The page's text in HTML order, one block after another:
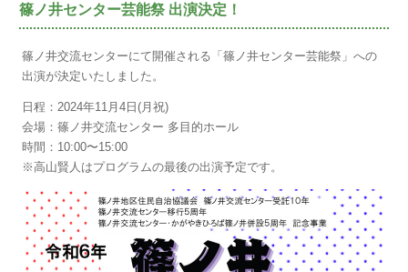
篠ノ井センター芸能祭 出演決定！
篠ノ井交流センターにて開催される「篠ノ井センター芸能祭」への
出演が決定いたしました。
日程：2024年11月4日(月祝)
会場：篠ノ井交流センター 多目的ホール
時間：10:00〜15:00
※高山賢人はプログラムの最後の出演予定です。